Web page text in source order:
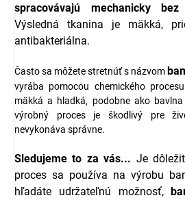
spracovávajú mechanicky
Výsledná tkanina je mäkká,
antibakteriálna.
Často sa môžete stretnúť s názvom
vyrába pomocou chemického
mäkká a hladká, podobne ako
výrobný proces je škodlivý pre
nevykonáva správne.
Sledujeme to za vás... Je
proces sa používa na výrobu
hľadáte udržateľnú možnosť,